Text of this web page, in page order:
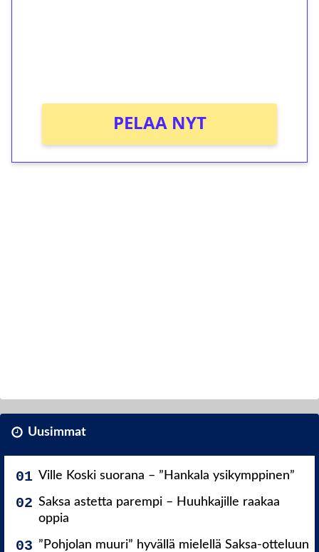
PELAA NYT
Uusimmat
Ville Koski suorana – ”Hankala ysikymppinen”
Saksa astetta parempi – Huuhkajille raakaa
oppia
”Pohjolan muuri” hyvällä mielellä Saksa-otteluun